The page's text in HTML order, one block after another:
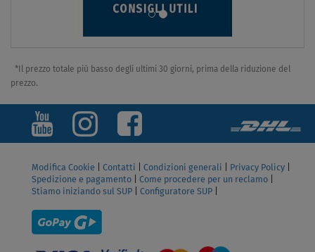
*Il prezzo totale più basso degli ultimi 30 giorni, prima della riduzione del
prezzo.
Modifica Cookie Contatti Condizioni generali Privacy Policy
Spedizione e pagamento
Come procedere per un reclamo
Stiamo iniziando sul SUP
Configuratore SUP